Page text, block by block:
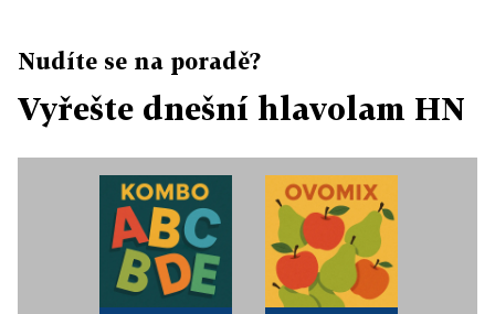
Nudíte se na poradě?
Vyřešte dnešní hlavolam HN